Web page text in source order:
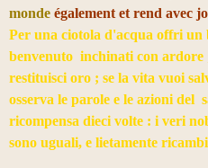
monde également et rend avec
Per una ciotola d'acqua offri un
benvenuto inchinati con ardore
restituisci oro ; se la vita vuoi
osserva le parole e le azioni del
ricompensa dieci volte : i veri
sono uguali, e lietamente